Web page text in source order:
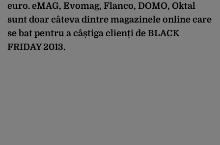
euro. eMAG, Evomag, Flanco, DOMO, Oktal
sunt doar câteva dintre magazinele online care
se bat pentru a câștiga clienți de BLACK
FRIDAY 2013.